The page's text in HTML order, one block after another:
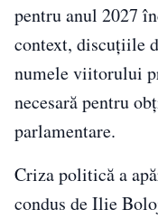
pentru anul 2027
context, discuțiile
numele viitorului
necesară pentru
parlamentare.
Criza politică a
condus de Ilie